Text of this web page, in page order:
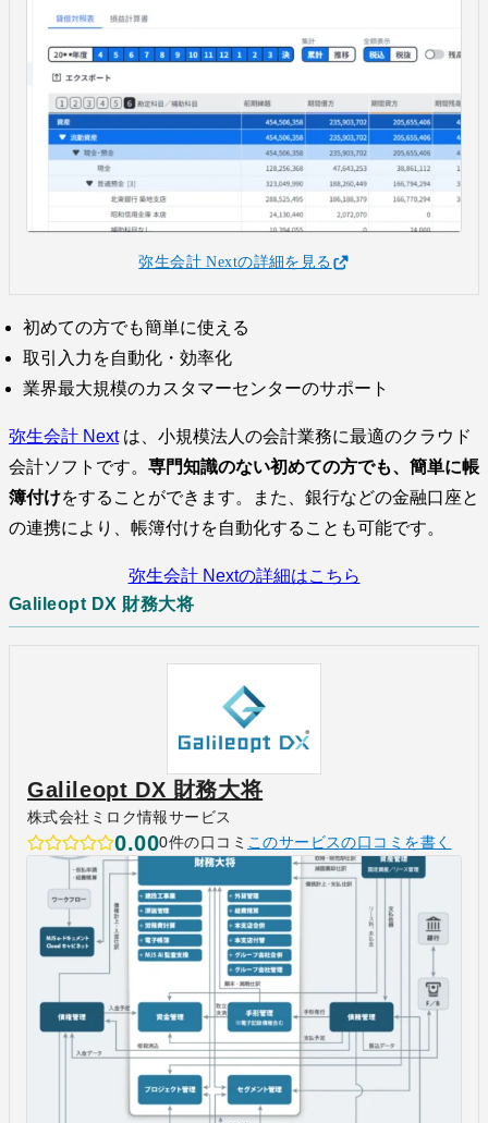
弥生会計 Nextの詳細を見る
初めての方でも簡単に使える
取引入力を自動化・効率化
業界最大規模のカスタマーセンターのサポート
弥生会計 Nextは、小規模法人の会計業務に最適のクラウド
会計ソフトです。 専門知識のない初めての方でも、簡単に帳
簿付けをすることができます。また、銀行などの金融口座と
の連携により、帳簿付けを自動化することも可能です。
弥生会計 Nextの詳細はこちら
Galileopt DX 財務大将
Galileopt DX 財務大将
株式会社ミロク情報サービス
0.000件の口コミ このサービスの口コミを書く